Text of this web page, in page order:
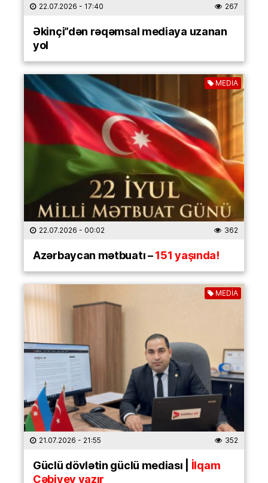
22.07.2026 - 17:40 267
Əkinçi”dən rəqəmsal mediaya uzanan
yol
MEDİA
22.07.2026 - 00:02 362
Azərbaycan mətbuatı –151 yaşında!
MEDİA
21.07.2026 - 21:55 352
Güclü dövlətin güclü mediası | İlqam
Cəbiyev yazır